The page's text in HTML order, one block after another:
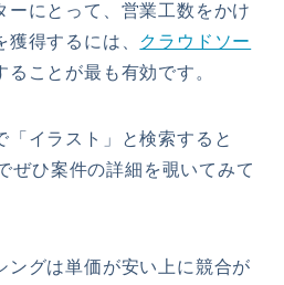
ーにとって、営業工数をかけ
得するには、 クラウドソー
ることが最も有効です。
「イラスト」と検索すると
ぜひ案件の詳細を覗いてみて
ングは単価が安い上に競合が